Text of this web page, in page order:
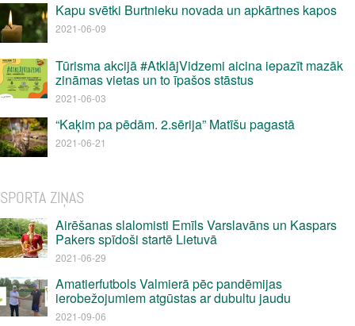
Kapu svētki Burtnieku novada un apkārtnes kapos
2021-06-09
Tūrisma akcijā #AtklājVidzemi aicina iepazīt mazāk
zināmas vietas un to īpašos stāstus
2021-06-03
“Kaķim pa pēdām. 2.sērija” Matīšu pagastā
2021-06-21
SPORTA ZIŅAS
Airēšanas slalomisti Emīls Varslavāns un Kaspars
Pakers spīdoši startē Lietuvā
2021-06-29
Amatierfutbols Valmierā pēc pandēmijas
ierobežojumiem atgūstas ar dubultu jaudu
2021-09-06